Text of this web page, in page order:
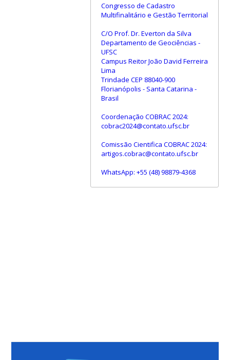
Congresso de Cadastro
Multifinalitário e Gestão Territorial
C/O Prof. Dr. Everton da Silva
Departamento de Geociências -
UFSC
Campus Reitor João David Ferreira
Lima
Trindade CEP 88040-900
Florianópolis - Santa Catarina -
Brasil
Coordenação COBRAC 2024:
cobrac2024@contato.ufsc.br
Comissão Cientifica COBRAC 2024:
artigos.cobrac@contato.ufsc.br
WhatsApp: +55 (48) 98879-4368